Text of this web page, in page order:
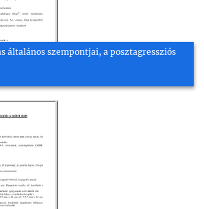
általános szempontjai, a posztagressziós